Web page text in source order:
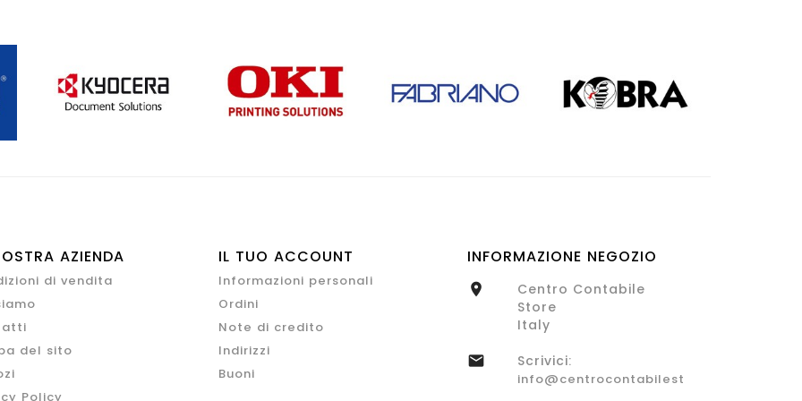
AZIENDA
di vendita
del sito
Policy
IL TUO ACCOUNT
Informazioni personali
Ordini
Note di credito
Indirizzi
Buoni
INFORMAZIONE NEGOZIO

Centro Contabile
Store
Italy
 Scrivici:
info@centrocontabilestore.com